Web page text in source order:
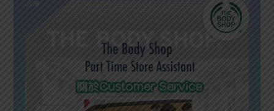
計算
機
大專
生筍
問題
學生